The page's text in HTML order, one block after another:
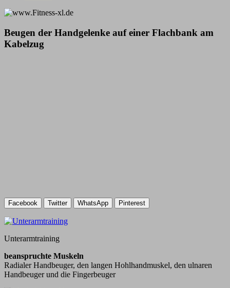
Beugen der Handgelenke auf einer Flachbank am
Kabelzug
Facebook Twitter WhatsApp Pinterest
Unterarmtraining
beanspruchte Muskeln
Radialer Handbeuger, den langen Hohlhandmuskel, den ulnaren
Handbeuger und die Fingerbeuger